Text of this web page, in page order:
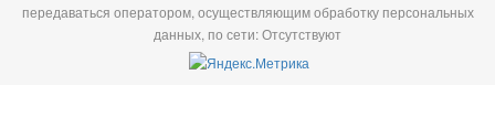
передаваться оператором, осуществляющим обработку персональных
данных, по сети: Отсутствуют